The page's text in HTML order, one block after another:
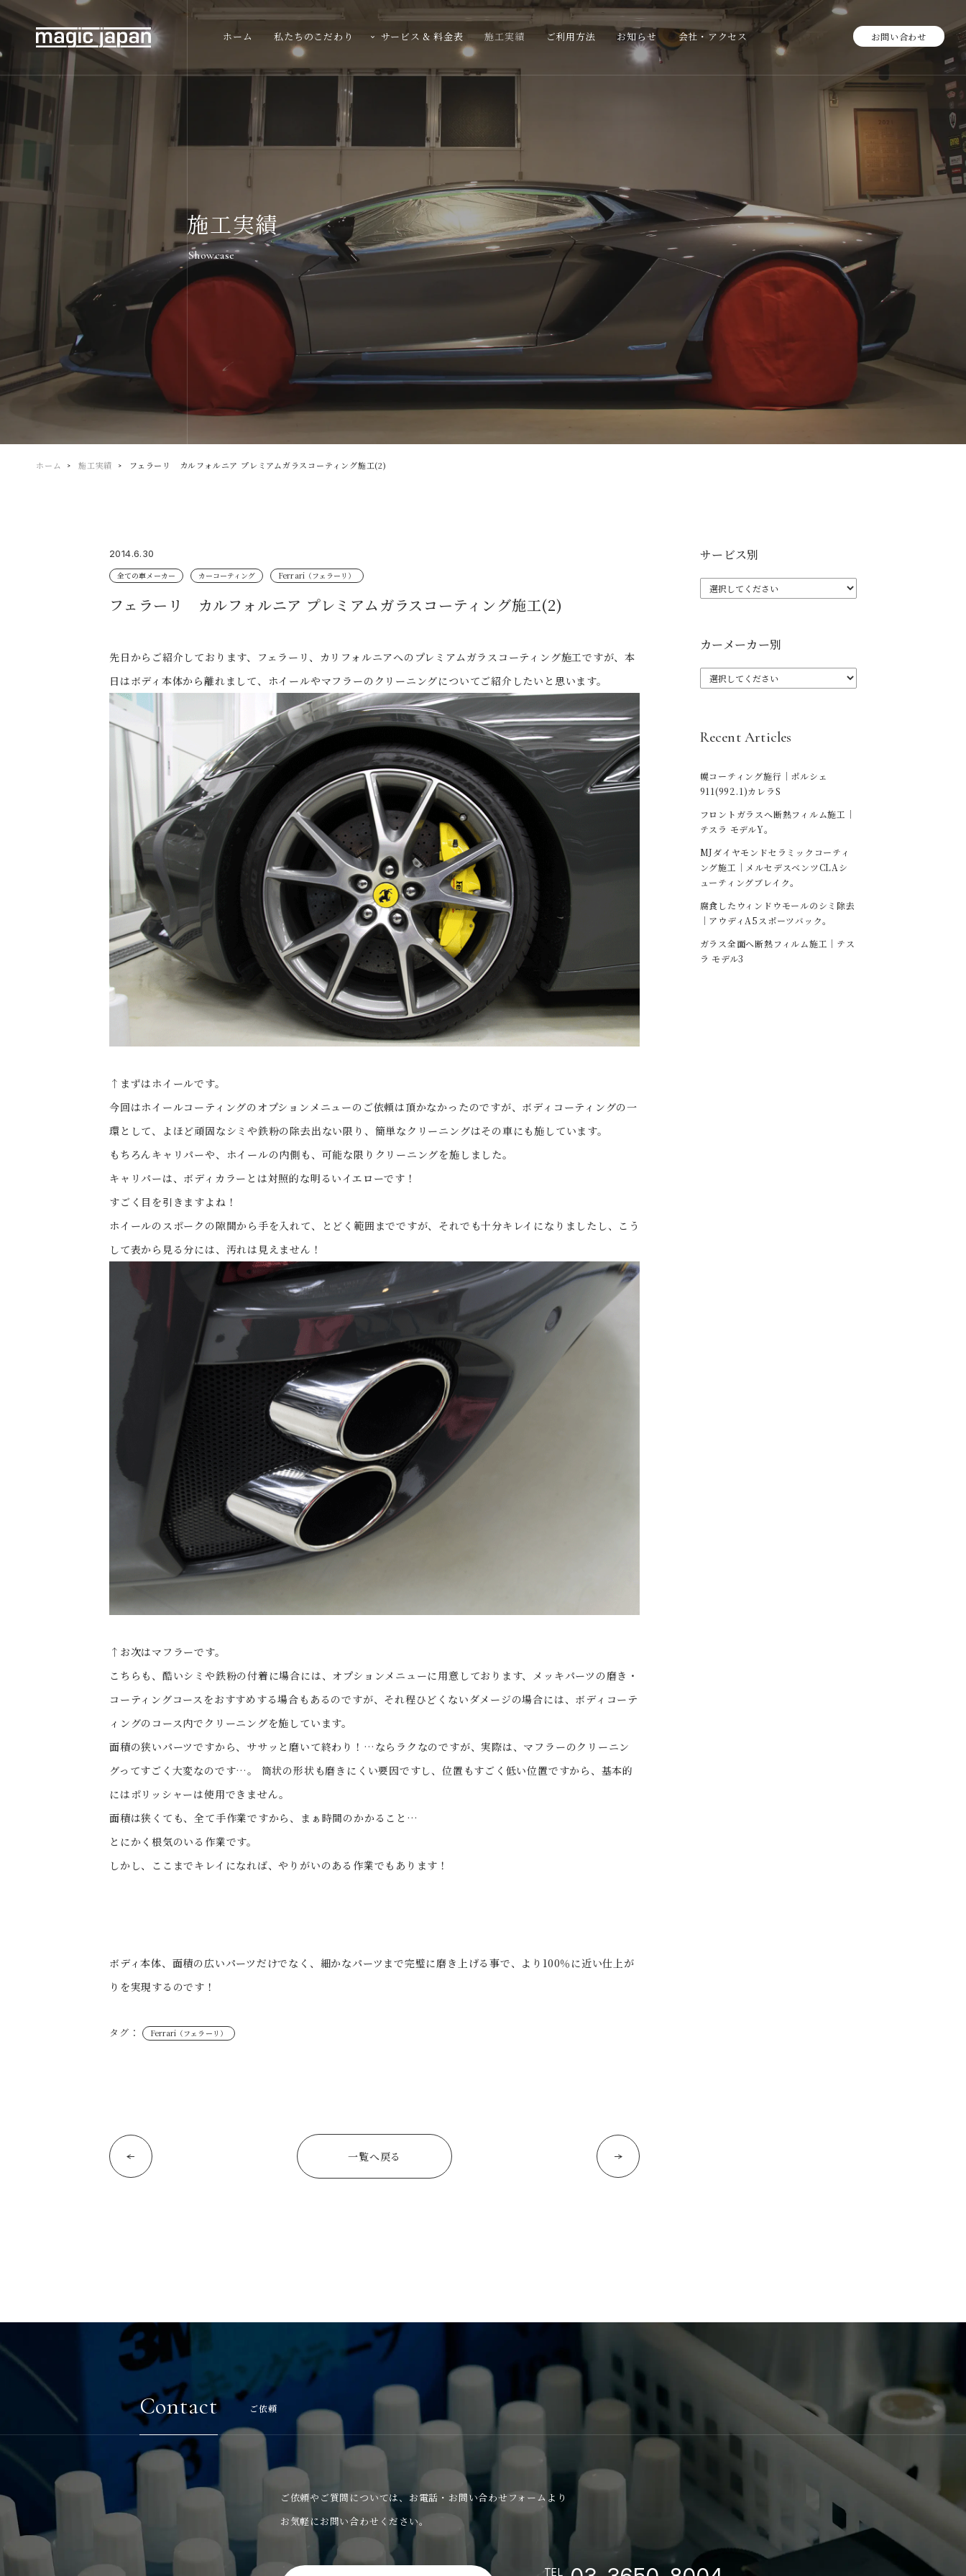
ホーム 私たちのこだわり サービス & 料金表 施工実績 ご利用方法 お知らせ 会社・アクセス お問い合わせ
施工実績
Showcase
ホーム 施工実績 フェラーリ カルフォルニア プレミアムガラスコーティング施工(2)
2014.6.30
全ての車メーカー カーコーティング Ferrari（フェラーリ）
フェラーリ カルフォルニア プレミアムガラスコーティング施工(2)
先日からご紹介しております、フェラーリ、カリフォルニアへのプレミアムガラスコーティング施工ですが、本
日はボディ本体から離れまして、ホイールやマフラーのクリーニングについてご紹介したいと思います。
↑まずはホイールです。
今回はホイールコーティングのオプションメニューのご依頼は頂かなかったのですが、ボディコーティングの一
環として、よほど頑固なシミや鉄粉の除去出ない限り、簡単なクリーニングはその車にも施しています。
もちろんキャリパーや、ホイールの内側も、可能な限りクリーニングを施しました。
キャリパーは、ボディカラーとは対照的な明るいイエローです！
すごく目を引きますよね！
ホイールのスポークの隙間から手を入れて、とどく範囲までですが、それでも十分キレイになりましたし、こう
して表から見る分には、汚れは見えません！
↑お次はマフラーです。
こちらも、酷いシミや鉄粉の付着に場合には、オプションメニューに用意しております、メッキパーツの磨き・
コーティングコースをおすすめする場合もあるのですが、それ程ひどくないダメージの場合には、ボディコーテ
ィングのコース内でクリーニングを施しています。
面積の狭いパーツですから、ササッと磨いて終わり！…ならラクなのですが、実際は、マフラーのクリーニン
グってすごく大変なのです…。 筒状の形状も磨きにくい要因ですし、位置もすごく低い位置ですから、基本的
にはポリッシャーは使用できません。
面積は狭くても、全て手作業ですから、まぁ時間のかかること…
とにかく根気のいる作業です。
しかし、ここまでキレイになれば、やりがいのある作業でもあります！
ボディ本体、面積の広いパーツだけでなく、細かなパーツまで完璧に磨き上げる事で、より100％に近い仕上が
りを実現するのです！
タグ： Ferrari（フェラーリ）
一覧へ戻る
サービス別
カーメーカー別
Recent Articles
幌コーティング施行｜ポルシェ
911(992.1)カレラS
フロントガラスへ断熱フィルム施工｜
テスラ モデルY。
MJダイヤモンドセラミックコーティ
ング施工｜メルセデスベンツCLAシ
ューティングブレイク。
腐食したウィンドウモールのシミ除去
｜アウディA5スポーツバック。
ガラス全面へ断熱フィルム施工｜テス
ラ モデル3
Contact ご依頼
ご依頼やご質問については、お電話・お問い合わせフォームより
お気軽にお問い合わせください。
TEL